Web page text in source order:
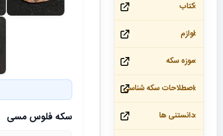
سکه فلوس مسی
کتاب
لوازم
موزه سکه
اصطلاحات سکه شناسی
دانستنی ها